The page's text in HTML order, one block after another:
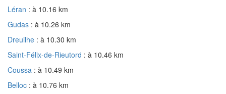
Léran : à 10.16 km
Gudas : à 10.26 km
Dreuilhe : à 10.30 km
Saint-Félix-de-Rieutord : à 10.46 km
Coussa : à 10.49 km
Belloc : à 10.76 km